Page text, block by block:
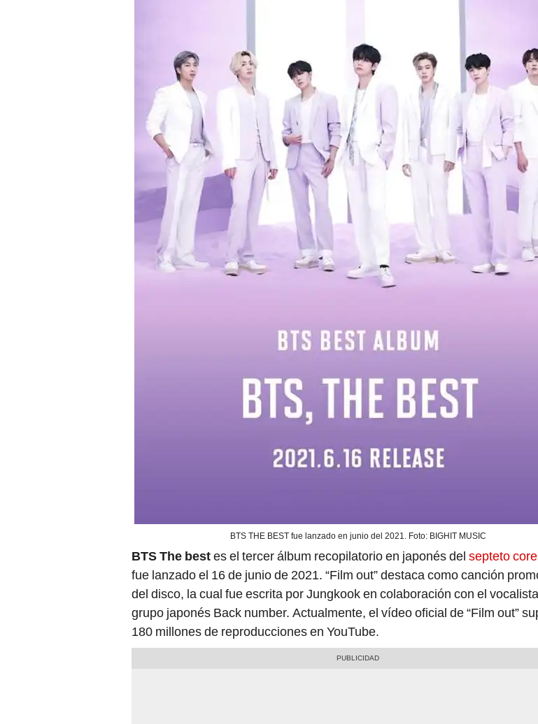
BTS THE BEST fue lanzado en junio del 2021. Foto: BIGHIT MUSIC
BTS The bestes el tercer álbum recopilatorio en japonés del septeto
fue lanzado el 16 de junio de 2021. “Film out” destaca como canción
del disco, la cual fue escrita por Jungkook en colaboración con el
grupo japonés Back number. Actualmente, el vídeo oficial de “Film out”
180 millones de reproducciones en YouTube.